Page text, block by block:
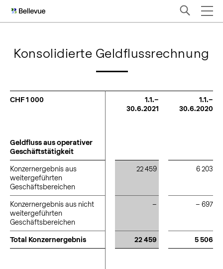
Konsolidierte Geldflussrechnung
CHF 1 000
1.1.–
30.6.2021
1.1.–
30.6.2020
Geldfluss aus operativer
Geschäftstätigkeit
Konzernergebnis aus
weitergeführten
Geschäftsbereichen
22 459 6 203
Konzernergebnis aus nicht
weitergeführten
Geschäftsbereichen
– – 697
Total Konzernergebnis 22 459 5 506
CHF 1 000
Geldfluss aus operativer
Geschäftstätigkeit
Konzernergebnis aus
weitergeführten
Geschäftsbereichen
Konzernergebnis aus nicht
weitergeführten
Geschäftsbereichen
Total Konzernergebnis